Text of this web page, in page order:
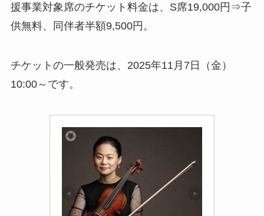
援事業対象席のチケット料金は、S席19,000円⇒子
供無料、同伴者半額9,500円。
チケットの一般発売は、2025年11月7日（金）
10:00～です。